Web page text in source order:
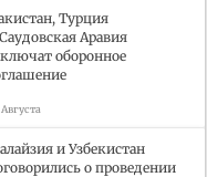
Турция
Аравия
оборонное
и Узбекистан
о проведении